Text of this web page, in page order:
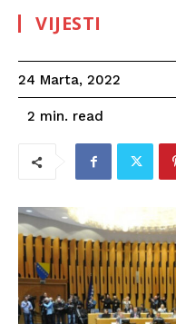
VIJESTI
24 Marta, 2022
2 min. read